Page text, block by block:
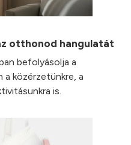
otthonod hangulatát
befolyásolja a
a közérzetünkre, a
is.